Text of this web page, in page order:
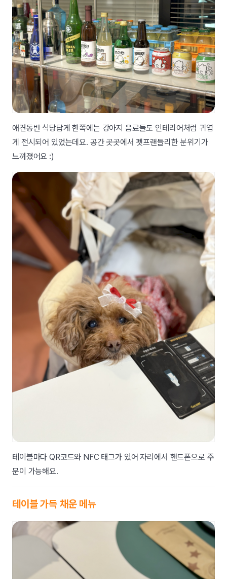
애견동반 식당답게 한쪽에는 강아지 음료들도 인테리어처럼 귀엽
게 전시되어 있었는데요. 공간 곳곳에서 펫프랜들리한 분위기가
느껴졌어요 :)
테이블마다 QR코드와 NFC 태그가 있어 자리에서 핸드폰으로 주
문이 가능해요.
테이블 가득 채운 메뉴